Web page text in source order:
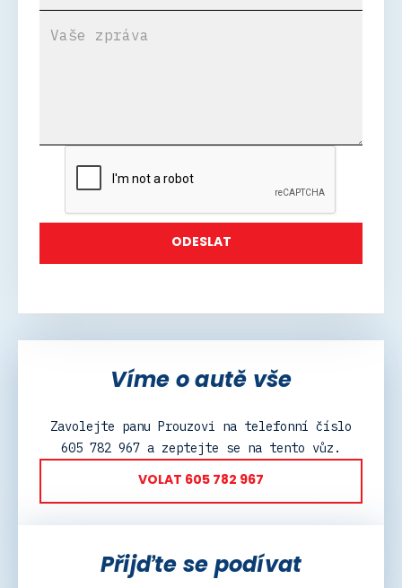
Víme o autě vše
Zavolejte panu Prouzovi na telefonní číslo
605 782 967 a zeptejte se na tento vůz.
VOLAT 605 782 967
Přijďte se podívat